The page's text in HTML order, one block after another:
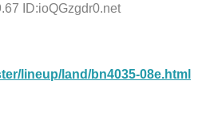
ID:ioQGzgdr0.net
lineup/land/bn4035-08e.html